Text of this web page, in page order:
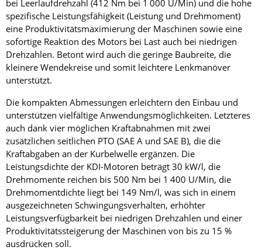
bei Leer­laufdrehzahl (412 Nm bei 1 000 U/Min) und die hohe
spezifische Leistungsfähigkeit (Leistung und Drehmoment)
eine Produktivitätsmaximierung der Maschinen sowie eine
sofortige Reaktion des Motors bei Last auch bei niedrigen
Drehzahlen. Betont wird auch die geringe Baubreite, die
kleinere Wendekreise und somit leichtere Lenkmanöver
unterstützt.
Die kompakten Abmessungen erleichtern den Einbau und
unterstützen vielfältige Anwendungsmöglichkeiten. Letzteres
auch dank vier möglichen Kraftabnahmen mit zwei
zusätzlichen seitlichen PTO (SAE A und SAE B), die die
Kraftabgaben an der Kurbelwelle ergänzen. Die
Leistungsdichte der KDI-Motoren ­beträgt 30 kW/l, die
Drehmomente reichen bis 500 Nm bei 1 400 U/Min, die
Drehmomentdichte liegt bei 149 Nm/l, was sich in einem
ausgezeichneten Schwingungsverhalten, erhöhter
Leistungsverfügbarkeit bei niedrigen Drehzahlen und einer
Produktivitätssteigerung der Maschinen von bis zu 15 %
ausdrücken soll.